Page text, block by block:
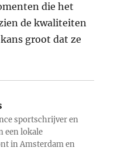
die het
de kwaliteiten
groot dat ze
sportschrijver en
een lokale
in Amsterdam en